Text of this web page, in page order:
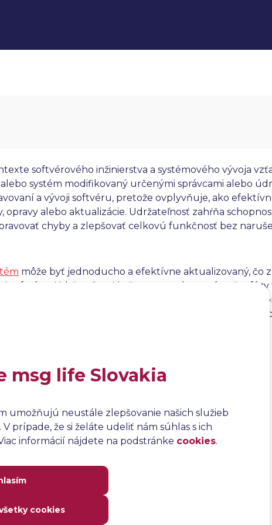
softvérového inžinierstva a systémového vývoja
alebo systém modifikovaný určenými správcami alebo
a vývoji softvéru, pretože ovplyvňuje, ako
alebo aktualizácie. Udržateľnosť zahŕňa
chyby a zlepšovať celkovú funkčnosť bez
môže byť jednoducho a efektívne aktualizovaný, čo
softvéru. Udržateľnosť je často posudzovaná počas fázy
úzke miesta, ktoré by mohli brániť efektívnym
tímom potrebné informácie na zlepšenie návrhu a
msg life Slovakia
umožňujú neustále zlepšovanie našich služieb
prípade, že si želáte udeliť nám súhlas s ich
informácií nájdete na podstránke cookies.
cookies